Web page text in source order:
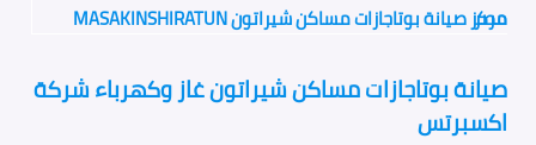
مركز صيانة بوتاجازات مساكن شيراتون MASAKINSHIRATUN مصر
صيانة بوتاجازات مساكن شيراتون غاز وكهرباء شركة
اكسبرتس